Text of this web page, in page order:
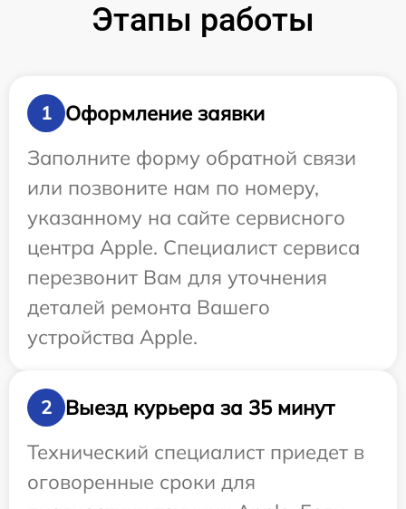
Этапы работы
1
Оформление заявки
Заполните форму обратной связи
или позвоните нам по номеру,
указанному на сайте сервисного
центра Apple. Специалист сервиса
перезвонит Вам для уточнения
деталей ремонта Вашего
устройства Apple.
2
Выезд курьера за 35 минут
Технический специалист приедет в
оговоренные сроки для